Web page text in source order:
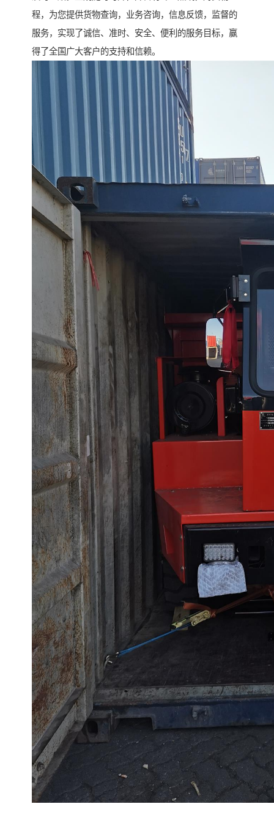
程，为您提供货物查询，业务咨询，信息反馈，监督的
服务，实现了诚信、准时、安全、便利的服务目标，赢
得了全国广大客户的支持和信赖。